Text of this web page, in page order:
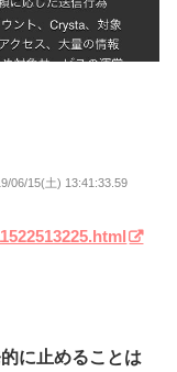
06/15(土) 13:41:33.59
に止めることは